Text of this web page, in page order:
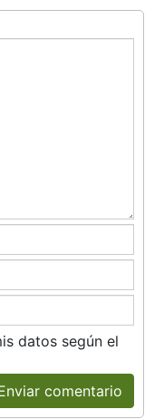
datos según el
comentario